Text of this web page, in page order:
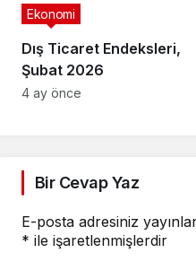
Dış Ticaret Endeksleri,
Şubat 2026
Ekonomi
4 ay önce
Bir Cevap Yaz
E-posta adresiniz
* ile işaretlenmişlerdir